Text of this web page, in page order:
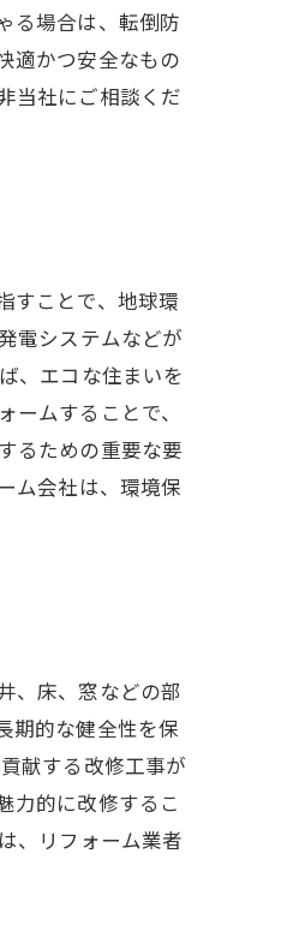
る場合は、転倒防
適かつ安全なもの
当社にご相談くだ
すことで、地球環
電システムなどが
、エコな住まいを
ムすることで、
るための重要な要
ム会社は、環境保
、床、窓などの部
期的な健全性を保
献する改修工事が
力的に改修するこ
、リフォーム業者